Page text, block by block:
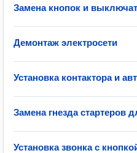
Замена кнопок и
Демонтаж электросети
Установка контактора и
Замена гнезда стартеров
Установка звонка с